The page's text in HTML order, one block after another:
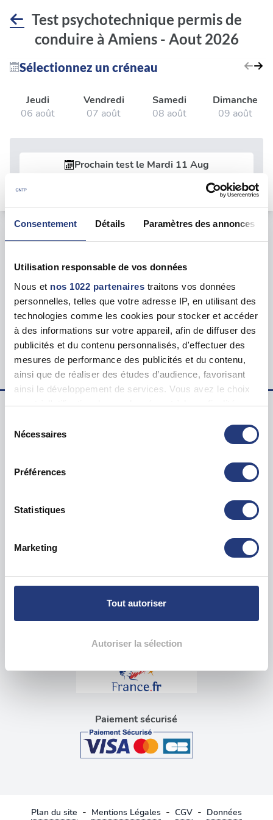
Consentement Détails Paramètres des annonces
Utilisation responsable de vos données
Nous et nos 1022 partenaires traitons vos données
personnelles, telles que votre adresse IP, en utilisant des
technologies comme les cookies pour stocker et accéder
à des informations sur votre appareil, afin de diffuser des
publicités et du contenu personnalisés, d'effectuer des
mesures de performance des publicités et du contenu,
ainsi que de réaliser des études d’audience, favorisant
ainsi le développement de services. Vous avez le choix
quant à l'utilisation de vos données et à leurs finalités.
tout moment en consultant la Déclaration relative aux
cookies ou en cliquant sur l'icône de confidentialité.
Si vous le permettez, nous aimerions également :
géographique qui peuvent être précises à plusieurs
Identifier votre appareil en l'analysant activement
pour en relever les caractéristiques spécifiques
Pour en savoir plus sur le traitement de vos données
personnelles et définir vos préférences, reportez-vous à
déclaration sur les cookies.
Les cookies nous permettent de personnaliser le contenu
et les annonces, d'offrir des fonctionnalités relatives aux
partageons également des informations sur l'utilisation de
notre site avec nos partenaires de médias sociaux, de
publicité et d'analyse, qui peuvent combiner celles-ci
avec d'autres informations que vous leur avez fournies
Nécessaires
Préférences
Statistiques
Marketing
Tout autoriser
Autoriser la sélection
Test psychotechnique permis de
conduire à Amiens - Aout 2026
Le test psychotechnique
Tarif
130.00 €
Lieu du test psychotechnique
56 Rue du Vivier, 80000 Amiens
Sélectionnez un créneau
Jeudi
06 août
Vendredi
07 août
Samedi
08 août
Dimanche
09 août
Prochain test le Mardi 11 Aug
Liens utiles
Examen psychotechnique ? Pour qui ?
Blog tests psychotechniques
Paiement sécurisé
Plan du site - Mentions Légales - CGV - Données